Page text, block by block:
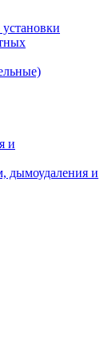
и
дымоудаления и